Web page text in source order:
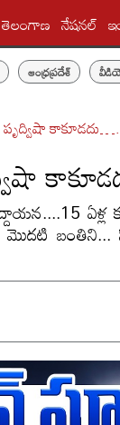
తెలంగాణ నేషనల్
ఆంధ్రప్రదేశ్
ఏళ్ల